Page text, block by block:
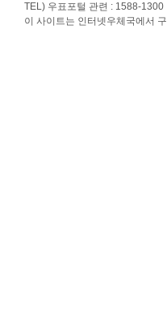
TEL) 우표포털 관련 : 1588-1300
이 사이트는 인터넷우체국에서